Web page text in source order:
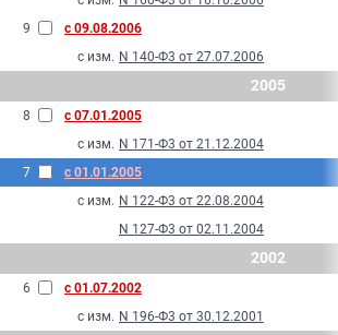
9
с 09.08.2006
с изм. N 140-Ф3 от 27.07.2006
2005
8
с 07.01.2005
с изм. N 171-Ф3 от 21.12.2004
7
с 01.01.2005
с изм. N 122-Ф3 от 22.08.2004
N 127-Ф3 от 02.11.2004
2002
6
с 01.07.2002
с изм. N 196-Ф3 от 30.12.2001